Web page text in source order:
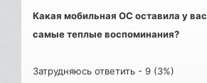
Какая мобильная ОС оставила у вас
самые теплые воспоминания?
Затрудняюсь ответить - 9 (3%)